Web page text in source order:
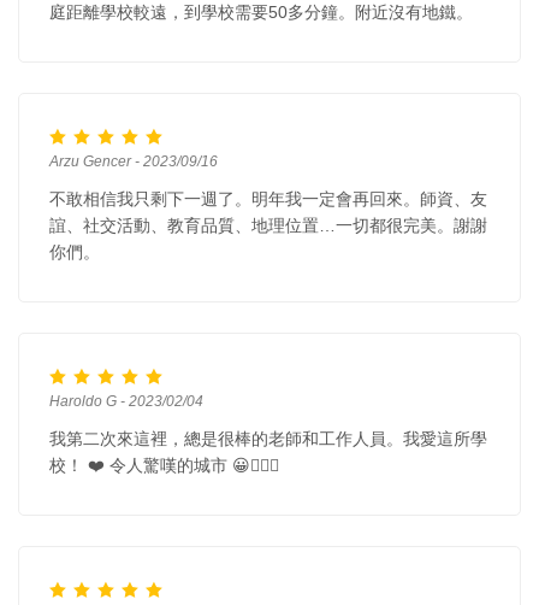
庭距離學校較遠，到學校需要50多分鐘。附近沒有地鐵。
Arzu Gencer - 2023/09/16
不敢相信我只剩下一週了。明年我一定會再回來。師資、友
誼、社交活動、教育品質、地理位置…一切都很完美。謝謝
你們。
Haroldo G - 2023/02/04
我第二次來這裡，總是很棒的老師和工作人員。我愛這所學
校！ ❤️ 令人驚嘆的城市 😀💂🏼‍♀️